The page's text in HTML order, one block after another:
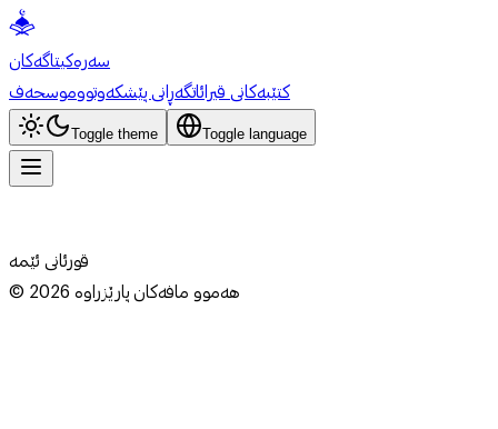
سەرەکیتاگەکان
کتێبەکانی قیرائاتگەڕانی پێشکەوتووموسحەف
Toggle theme Toggle language
قورئانی ئێمە
© 2026هەموو مافەکان پارێزراوە